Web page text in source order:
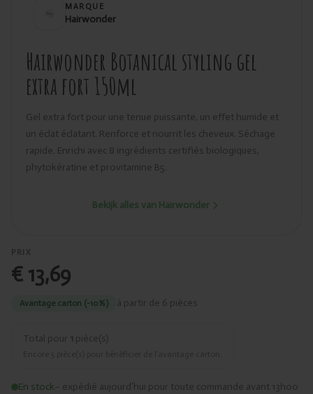
MARQUE
Hairwonder
Hairwonder Botanical styling gel
extra fort 150ml
Gel extra fort pour une tenue puissante, un effet humide et
un éclat éclatant. Renforce et nourrit les cheveux. Séchage
rapide. Enrichi avec 8 ingrédients certifiés biologiques,
phytokératine et provitamine B5.
Bekijk alles van Hairwonder
PRIX
€ 13,69
Avantage carton (-10%) à partir de 6 pièces
Total pour 1 pièce(s)
En stock– expédié aujourd’hui pour toute commande avant 13h00